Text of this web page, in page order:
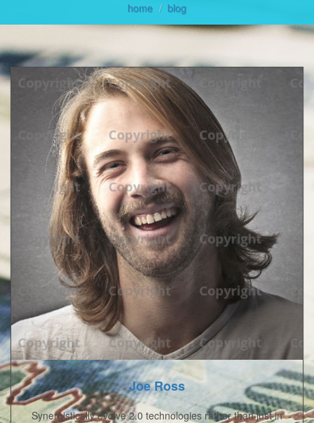
home blog
Joe Ross
Synergistically evolve 2.0 technologies rather than just in